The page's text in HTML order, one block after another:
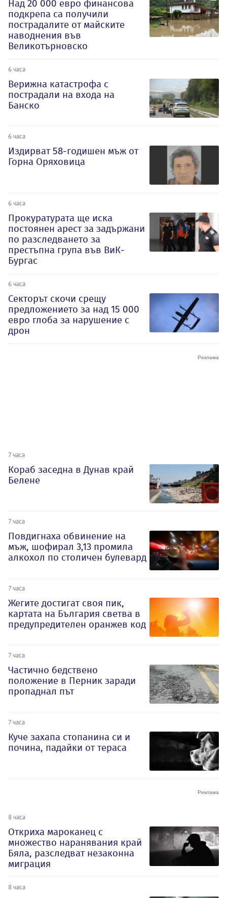
Над 20 000 евро финансова
подкрепа са получили
пострадалите от майските
наводнения във
Великотърновско
6 часа
Верижна катастрофа с
пострадали на входа на
Банско
6 часа
Издирват 58-годишен мъж от
Горна Оряховица
6 часа
Прокуратурата ще иска
постоянен арест за задържани
по разследването за
престъпна група във ВиК-
Бургас
6 часа
Секторът скочи срещу
предложението за над 15 000
евро глоба за нарушение с
дрон
7 часа
Кораб заседна в Дунав край
Белене
7 часа
Повдигнаха обвинение на
мъж, шофирал 3,13 промила
алкохол по столичен булевард
7 часа
Жегите достигат своя пик,
картата на България светва в
предупредителен оранжев код
7 часа
Частично бедствено
положение в Перник заради
пропаднал път
7 часа
Куче захапа стопанина си и
почина, падайки от тераса
8 часа
Откриха мароканец с
множество наранявания край
Бяла, разследват незаконна
миграция
8 часа